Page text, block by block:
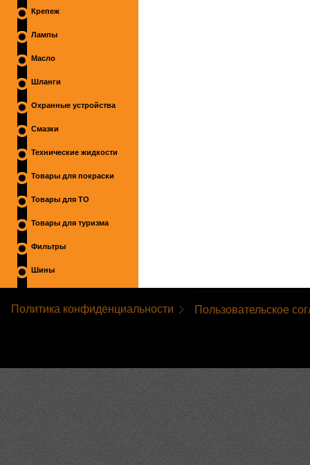
Крепеж
Лампы
Масло
Шланги
Охранные устройства
Смазки
Технические жидкости
Товары для покраски
Товары для ТО
Товары для туризма
Фильтры
Шины
Политика конфиденциальности Пользовательское